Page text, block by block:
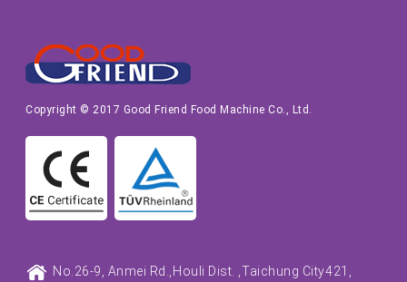
Copyright © 2017 Good Friend Food Machine Co., Ltd.
No.26-9, Anmei Rd.,Houli Dist. , Taichung City421,